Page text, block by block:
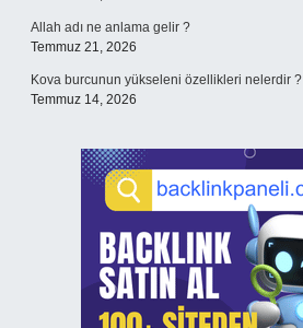
Allah adı ne anlama gelir ?
Temmuz 21, 2026
Kova burcunun yükseleni özellikleri nelerdir ?
Temmuz 14, 2026